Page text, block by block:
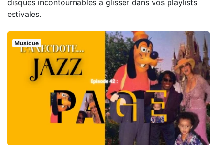
disques incontournables à glisser dans vos playlists
estivales.
Musique